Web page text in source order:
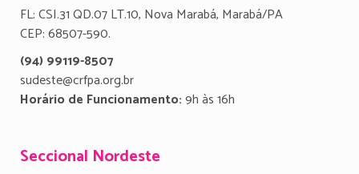
FL: CSI.31 QD.07 LT.10, Nova Marabá, Marabá/PA
CEP: 68507-590.
(94) 99119-8507
sudeste@crfpa.org.br
Horário de Funcionamento:9h às 16h
Seccional Nordeste